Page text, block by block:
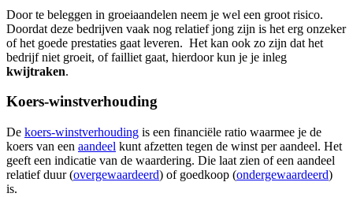
with
the
content.
Door te beleggen in groeiaandelen neem je wel een groot risico.
Doordat deze bedrijven vaak nog relatief jong zijn is het erg onzeker
of het goede prestaties gaat leveren. Het kan ook zo zijn dat het
bedrijf niet groeit, of failliet gaat, hierdoor kun je je inleg
kwijtraken.
Koers-winstverhouding
De koers-winstverhouding is een financiële ratio waarmee je de
koers van een aandeel kunt afzetten tegen de winst per aandeel. Het
geeft een indicatie van de waardering. Die laat zien of een aandeel
relatief duur (overgewaardeerd) of goedkoop (ondergewaardeerd)
is.